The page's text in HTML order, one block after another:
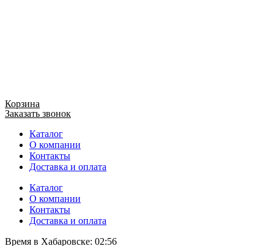
Корзина
Заказать звонок
Каталог
О компании
Контакты
Доставка и оплата
Каталог
О компании
Контакты
Доставка и оплата
Время в Хабаровске: 02:56